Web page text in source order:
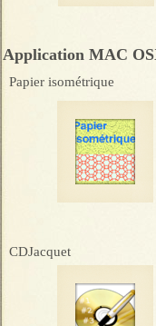
Application MAC
Papier isométrique
CDJacquet